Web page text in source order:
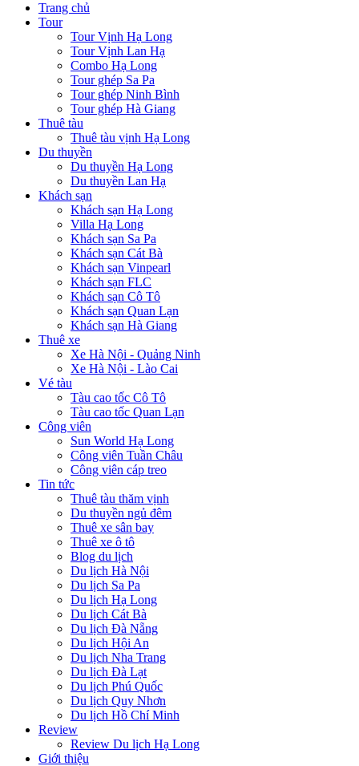
Trang chủ
Tour
Tour Vịnh Hạ Long
Tour Vịnh Lan Hạ
Combo Hạ Long
Tour ghép Sa Pa
Tour ghép Ninh Bình
Tour ghép Hà Giang
Thuê tàu
Thuê tàu vịnh Hạ Long
Du thuyền
Du thuyền Hạ Long
Du thuyền Lan Hạ
Khách sạn
Khách sạn Hạ Long
Villa Hạ Long
Khách sạn Sa Pa
Khách sạn Cát Bà
Khách sạn Vinpearl
Khách sạn FLC
Khách sạn Cô Tô
Khách sạn Quan Lạn
Khách sạn Hà Giang
Thuê xe
Xe Hà Nội - Quảng Ninh
Xe Hà Nội - Lào Cai
Vé tàu
Tàu cao tốc Cô Tô
Tàu cao tốc Quan Lạn
Công viên
Sun World Hạ Long
Công viên Tuần Châu
Công viên cáp treo
Tin tức
Thuê tàu thăm vịnh
Du thuyền ngủ đêm
Thuê xe sân bay
Thuê xe ô tô
Blog du lịch
Du lịch Hà Nội
Du lịch Sa Pa
Du lịch Hạ Long
Du lịch Cát Bà
Du lịch Đà Nẵng
Du lịch Hội An
Du lịch Nha Trang
Du lịch Đà Lạt
Du lịch Phú Quốc
Du lịch Quy Nhơn
Du lịch Hồ Chí Minh
Review
Review Du lịch Hạ Long
Giới thiệu